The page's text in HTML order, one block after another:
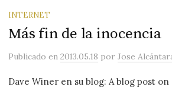
INTERNET
Más fin de la inocencia
Publicadoen2013.05.18 porJose
Dave Winer en su blog: A blog post on